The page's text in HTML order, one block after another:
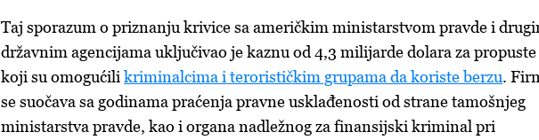
Taj sporazum o priznanju krivice sa američkim ministarstvom pravde i
državnim agencijama uključivao je kaznu od 4,3 milijarde dolara za propuste
koji su omogućili kriminalcima i terorističkim grupama da koriste berzu.
se suočava sa godinama praćenja pravne usklađenosti od strane tamošnjeg
ministarstva pravde, kao i organa nadležnog za finansijski kriminal pri